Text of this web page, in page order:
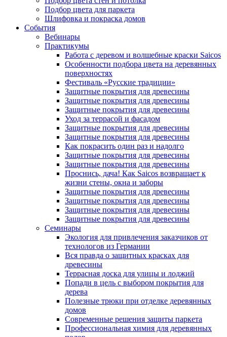
Подбор цвета для паркета
Шлифовка и покраска домов
События
Вебинары
Практикумы
Работа с деревом и волшебные краски Saicos
Особенности подбора цвета на деревянных
поверхностях
Фестиваль «Русские традиции»
Защитные покрытия для древесины
Защитные покрытия для древесины
Защитные покрытия для древесины
Уход за террасой и фасадом
Защитные покрытия для древесины
Защитные покрытия для древесины
Как покрасить один раз и надолго
Защитные покрытия для древесины
Защитные покрытия для древесины
Проснись, дача! Как Saicos возвращает к
жизни стены, окна и заборы
Защитные покрытия для древесины
Защитные покрытия для древесины
Защитные покрытия для древесины
Защитные покрытия для древесины
Семинары
Экология для привлечения заказчиков от
технологов из Германии
Вся правда о защитных красках для
древесины
Террасная доска для улицы и лоджий
Попади в цель с выбором покрытия для
дерева
Полезные трюки при отделке деревянных
домов
Современные решения защиты паркета
Профессиональная химия для деревянных